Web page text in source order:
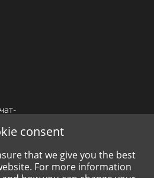
consent
that we give you the best
For more information